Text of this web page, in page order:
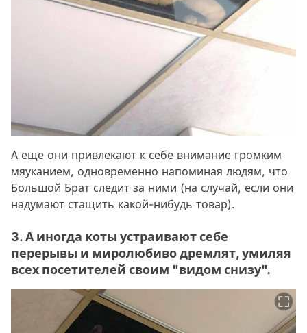
А еще они привлекают к себе внимание громким
мяуканием, одновременно напоминая людям, что
Большой Брат следит за ними (на случай, если они
надумают стащить какой-нибудь товар).
3. А иногда коты устраивают себе
перерывы и миролюбиво дремлят, умиляя
всех посетителей своим "видом снизу".